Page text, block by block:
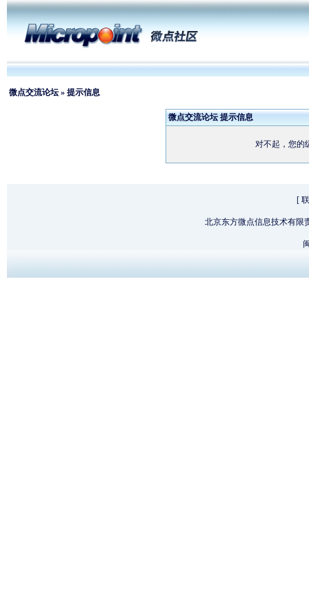
微点交流论坛 » 提示信息
微点交流论坛 提示信息
对不起，您的
[
北京东方微点信息技术有限